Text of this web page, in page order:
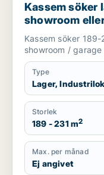
Kassem söker
showroom
Upplands
Upplands-Bro
Kassem söker
showroom /
Type
Lager,
Storlek
189 - 231 m2
Max. per månad
Ej angivet